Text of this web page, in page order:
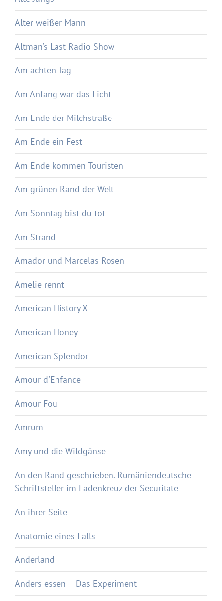
Alter weißer Mann
Altman’s Last Radio Show
Am achten Tag
Am Anfang war das Licht
Am Ende der Milchstraße
Am Ende ein Fest
Am Ende kommen Touristen
Am grünen Rand der Welt
Am Sonntag bist du tot
Am Strand
Amador und Marcelas Rosen
Amelie rennt
American History X
American Honey
American Splendor
Amour d'Enfance
Amour Fou
Amrum
Amy und die Wildgänse
An den Rand geschrieben. Rumäniendeutsche
Schriftsteller im Fadenkreuz der Securitate
An ihrer Seite
Anatomie eines Falls
Anderland
Anders essen – Das Experiment